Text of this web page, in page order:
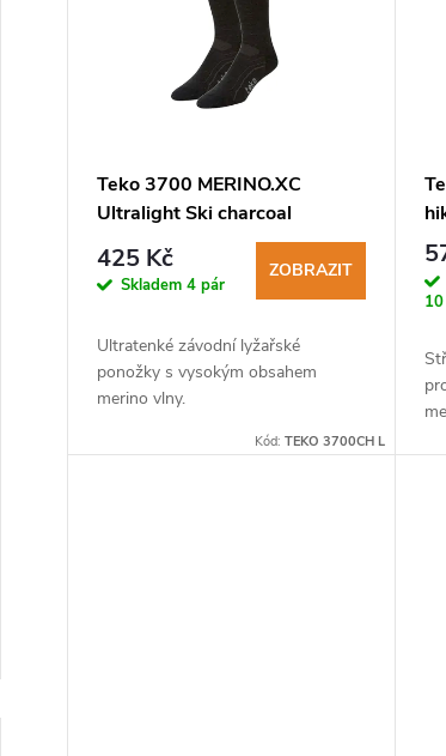
Teko 3700 MERINO.XC
Ultralight Ski charcoal
lyžařské ponožky
425 Kč
Skladem 4 pár
ZOBRAZIT
Ultratenké závodní lyžařské
ponožky s vysokým obsahem
merino vlny.
Kód:TEKO 3700CH L